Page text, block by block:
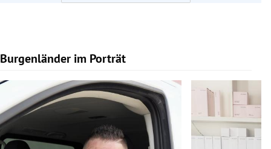
Burgenländer im Porträt
Slide 1 von 9